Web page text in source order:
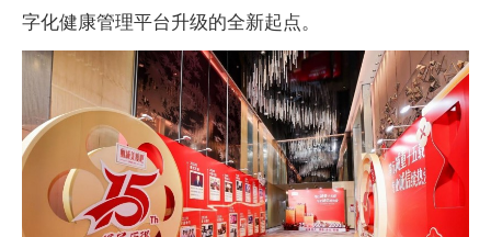
字化健康管理平台升级的全新起点。